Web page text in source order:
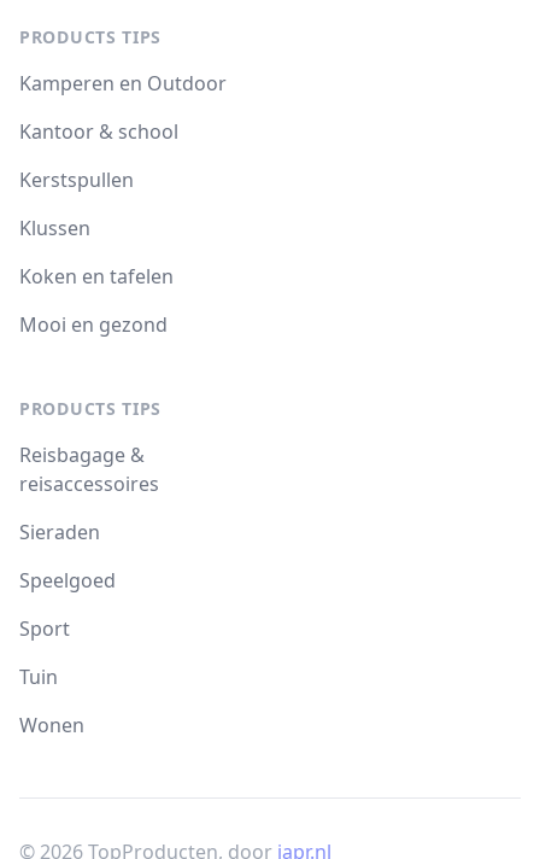
PRODUCTS TIPS
Kamperen en Outdoor
Kantoor & school
Kerstspullen
Klussen
Koken en tafelen
Mooi en gezond
PRODUCTS TIPS
Reisbagage &
reisaccessoires
Sieraden
Speelgoed
Sport
Tuin
Wonen
© 2026 TopProducten, door japr.nl